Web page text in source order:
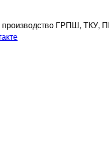
производство ГРПШ, ТКУ,